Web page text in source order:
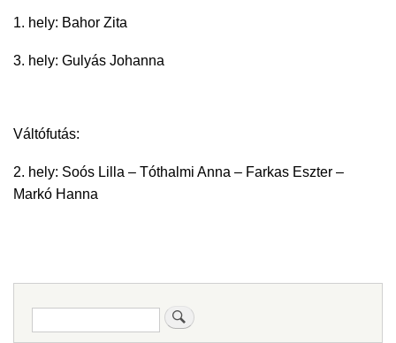
1. hely: Bahor Zita
3. hely: Gulyás Johanna
Váltófutás:
2. hely: Soós Lilla – Tóthalmi Anna – Farkas Eszter –
Markó Hanna
Keresés